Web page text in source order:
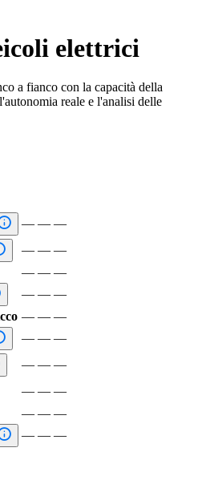
elettrici
a fianco con la capacità della
reale e l'analisi delle
— — —
— — —
— — —
— — —
— — —
— — —
— — —
— — —
— — —
— — —